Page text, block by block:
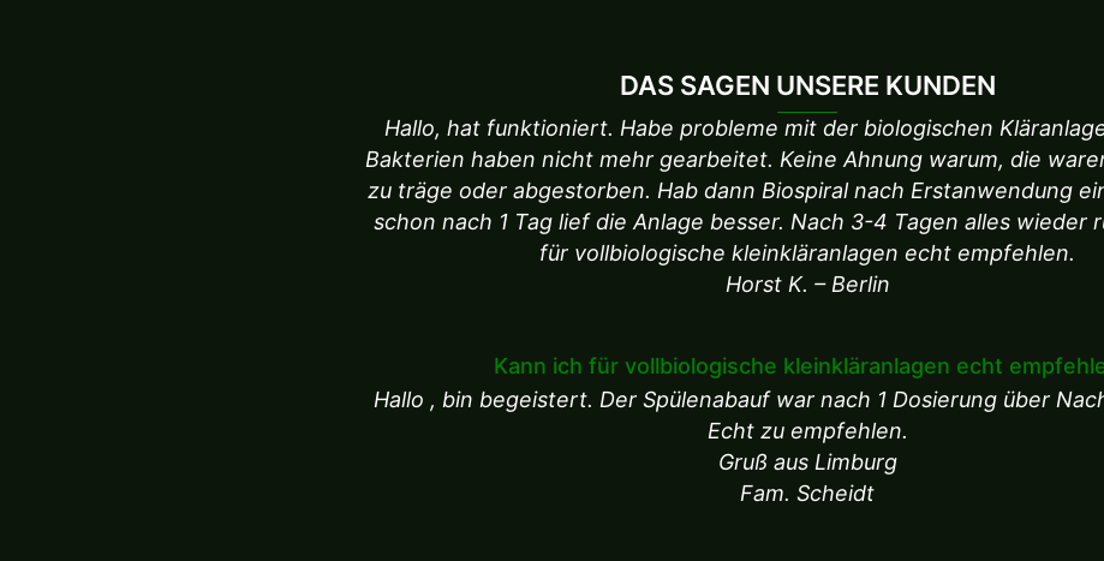
DAS SAGEN UNSERE KUNDEN
Hallo, hat funktioniert. Habe probleme mit der biologischen
Bakterien haben nicht mehr gearbeitet. Keine Ahnung warum, die
zu träge oder abgestorben. Hab dann Biospiral nach Erstanwendung
schon nach 1 Tag lief die Anlage besser. Nach 3-4 Tagen alles wieder
für vollbiologische kleinkläranlagen echt empfehlen.
Horst K. – Berlin
Kann ich für vollbiologische kleinkläranlagen echt
Hallo , bin begeistert. Der Spülenabauf war nach 1 Dosierung über
Echt zu empfehlen.
Gruß aus Limburg
Fam. Scheidt